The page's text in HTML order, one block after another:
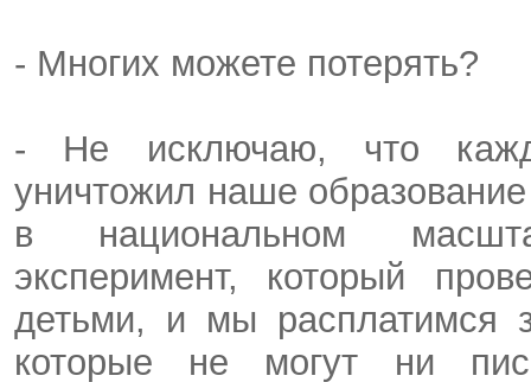
- Многих можете потерять?
- Не исключаю, что
уничтожил наше
в национальном
эксперимент, который
детьми, и мы расплатимся
которые не могут ни